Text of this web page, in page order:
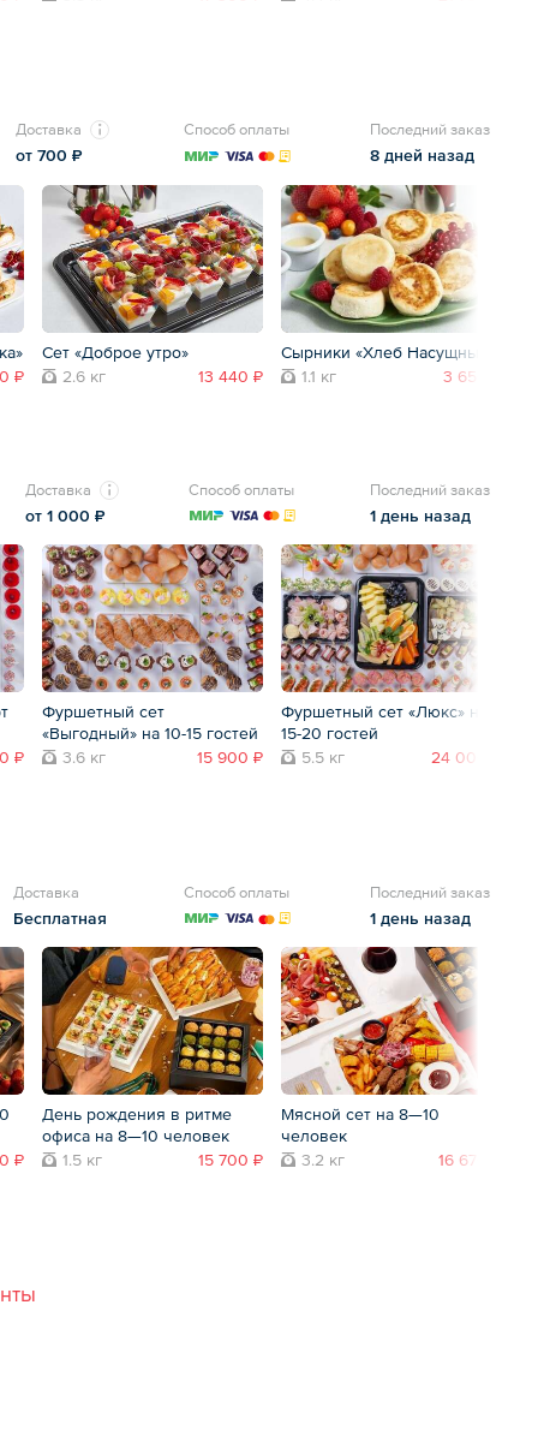
Доставка
от 700 ₽
Способ оплаты Последний заказ
8 дней назад
₽
Сет «Доброе утро»
2.6 кг
13 440 ₽
Сырники «Хлеб Насущный»
1.1 кг
3 650 ₽
Доставка
от 1 000 ₽
Способ оплаты Последний заказ
1 день назад
₽
Фуршетный сет
«Выгодный» на 10-15 гостей
3.6 кг
15 900 ₽
Фуршетный сет «Люкс» на
15-20 гостей
5.5 кг
24 000 ₽
Доставка
Бесплатная
Способ оплаты Последний заказ
1 день назад
₽
День рождения в ритме
офиса на 8—10 человек
1.5 кг
15 700 ₽
Мясной сет на 8—10
человек
3.2 кг
16 670 ₽